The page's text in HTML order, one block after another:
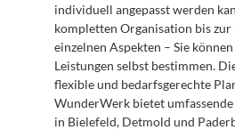
individuell angepasst werden
kompletten Organisation bis
einzelnen Aspekten – Sie
Leistungen selbst bestimmen.
flexible und bedarfsgerechte
WunderWerk bietet umfassende
in Bielefeld, Detmold und